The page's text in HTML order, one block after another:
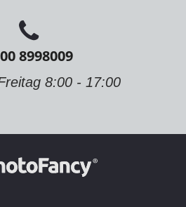
8998009
8:00 - 17:00